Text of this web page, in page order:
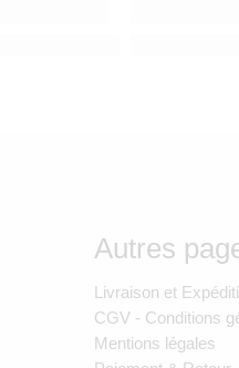
Autres
Livraison et
CGV - Conditions
Mentions légales